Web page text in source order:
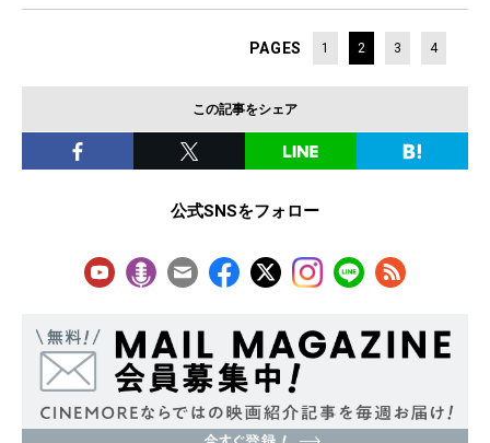
PAGES 1 2 3 4
この記事をシェア
公式SNSをフォロー